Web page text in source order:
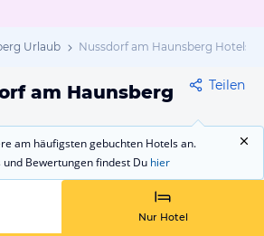
Urlaub Nussdorf am Haunsberg Hotels
am Haunsberg Teilen
am häufigsten gebuchten Hotels an.
Bewertungen findest Du hier
Nur Hotel